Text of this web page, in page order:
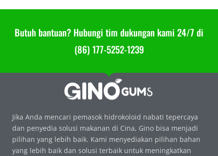
Butuh bantuan? Hubungi tim dukungan kami 24/7 di
(86) 177-5252-1239
Jika Anda mencari pemasok hidrokoloid nabati tepercaya
dan penyedia solusi makanan di Cina, Gino bisa menjadi
pilihan yang lebih baik. Kami menyediakan pilihan bahan
yang lebih baik dan solusi terbaik untuk meningkatkan